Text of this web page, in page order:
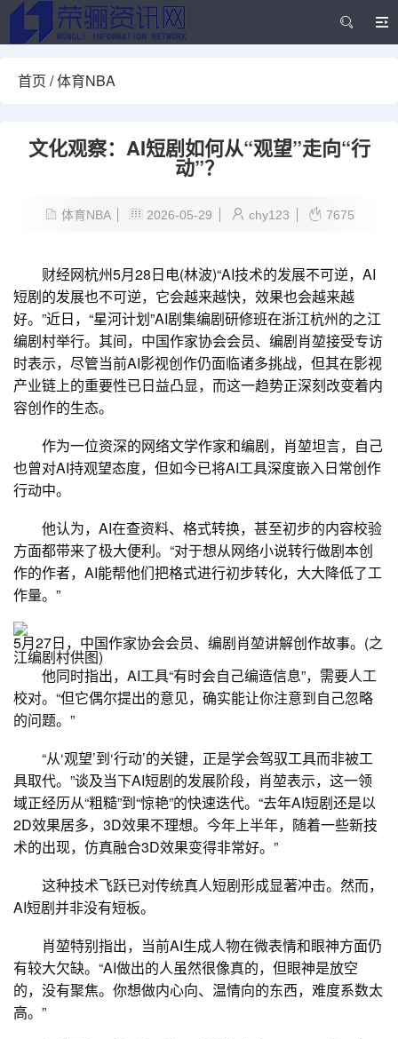
首页 /体育NBA
文化观察：AI短剧如何从“观望”走向“行
动”？
体育NBA 2026-05-29 chy123 7675
财经网杭州5月28日电(林波)“AI技术的发展不可逆，AI
短剧的发展也不可逆，它会越来越快，效果也会越来越
好。”近日，“星河计划”AI剧集编剧研修班在浙江杭州的之江
编剧村举行。其间，中国作家协会会员、编剧肖堃接受专访
时表示，尽管当前AI影视创作仍面临诸多挑战，但其在影视
产业链上的重要性已日益凸显，而这一趋势正深刻改变着内
容创作的生态。
作为一位资深的网络文学作家和编剧，肖堃坦言，自己
也曾对AI持观望态度，但如今已将AI工具深度嵌入日常创作
行动中。
他认为，AI在查资料、格式转换，甚至初步的内容校验
方面都带来了极大便利。“对于想从网络小说转行做剧本创
作的作者，AI能帮他们把格式进行初步转化，大大降低了工
作量。”
5月27日，中国作家协会会员、编剧肖堃讲解创作故事。(之
江编剧村供图)
他同时指出，AI工具“有时会自己编造信息”，需要人工
校对。“但它偶尔提出的意见，确实能让你注意到自己忽略
的问题。”
“从‘观望’到‘行动’的关键，正是学会驾驭工具而非被工
具取代。”谈及当下AI短剧的发展阶段，肖堃表示，这一领
域正经历从“粗糙”到“惊艳”的快速迭代。“去年AI短剧还是以
2D效果居多，3D效果不理想。今年上半年，随着一些新技
术的出现，仿真融合3D效果变得非常好。”
这种技术飞跃已对传统真人短剧形成显著冲击。然而，
AI短剧并非没有短板。
肖堃特别指出，当前AI生成人物在微表情和眼神方面仍
有较大欠缺。“AI做出的人虽然很像真的，但眼神是放空
的，没有聚焦。你想做内心向、温情向的东西，难度系数太
高。”